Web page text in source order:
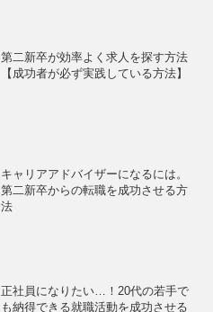
第二新卒が効率よく求人を探す方法
【成功者が必ず実践している方法】
キャリアアドバイザーになるには。
第二新卒からの転職を成功させる方
法
正社員になりたい…！20代の若手で
も納得できる就職活動を成功させる